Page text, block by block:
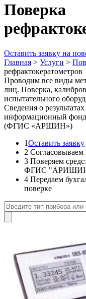
Поверка
Оставить заявку на
Главная > Услуги >
рефрактокератометров
Проводим все виды
лиц. Поверка,
испытательного
Сведения о
информационный фонд
(ФГИС «АРШИН»)
1Оставить заявку
2 Согласовываем
3 Поверяем
ФГИС
4 Передаем
поверке